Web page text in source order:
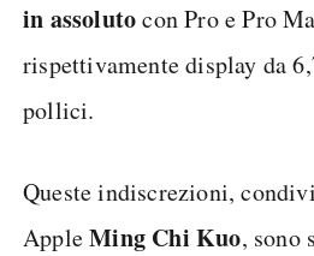
in assolutocon Pro e Pro
rispettivamente display da
pollici.
Queste indiscrezioni,
AppleMing Chi Kuo, sono